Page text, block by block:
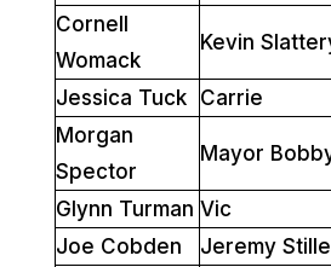
Cornell
Womack
Kevin
Jessica Tuck Carrie
Morgan
Spector
Mayor
Glynn Turman Vic
Joe Cobden
Jeremy